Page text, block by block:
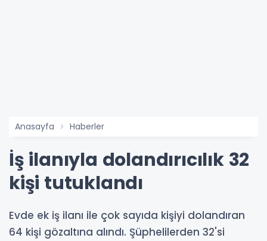
Anasayfa Haberler
İş ilanıyla dolandırıcılık 32
kişi tutuklandı
Evde ek iş ilanı ile çok sayıda kişiyi dolandıran
64 kişi gözaltına alındı. Şüphelilerden 32'si